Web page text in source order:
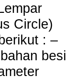
Circle)
: –
besi